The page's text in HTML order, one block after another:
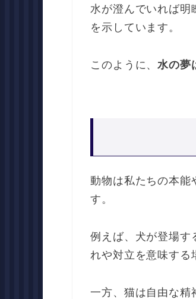
水が澄んでいれば明
を示しています。
このように、水の夢
動物は私たちの本能
す。
例えば、犬が登場す
れや対立を意味する
一方、猫は自由な精